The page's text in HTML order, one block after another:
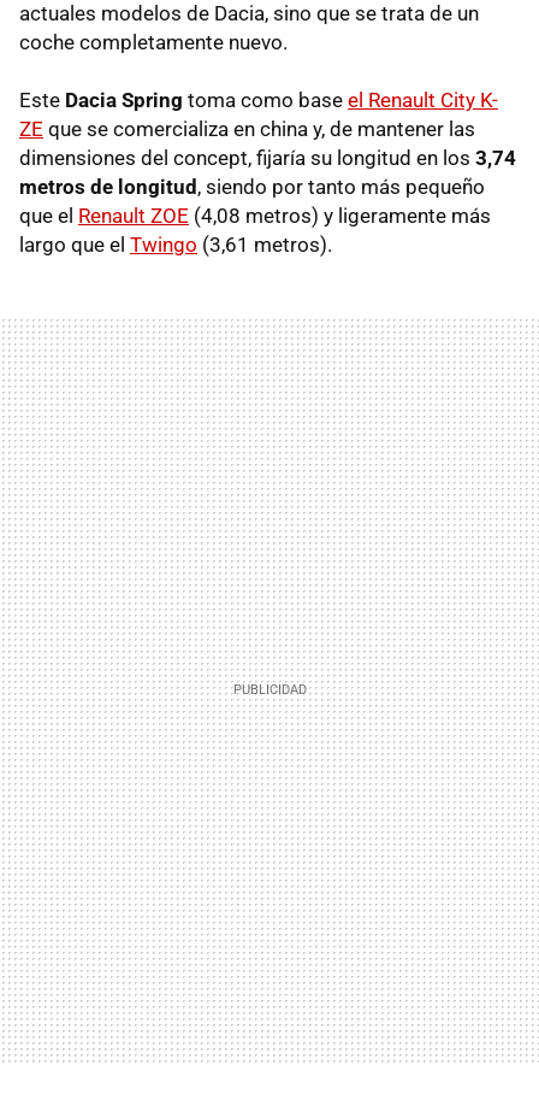
actuales modelos de Dacia, sino que se trata de un
coche completamente nuevo.
Este Dacia Spring toma como base el Renault City K-
ZE que se comercializa en china y, de mantener las
dimensiones del concept, fijaría su longitud en los 3,74
metros de longitud , siendo por tanto más pequeño
que el Renault ZOE (4,08 metros) y ligeramente más
largo que el Twingo (3,61 metros).